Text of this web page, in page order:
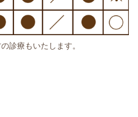
診療もいたします。